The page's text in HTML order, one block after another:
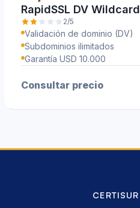
RapidSSL DV Wildcard
2/5
Validación de dominio (DV)
Subdominios ilimitados
Garantía USD 10.000
Consultar precio
CERTISUR